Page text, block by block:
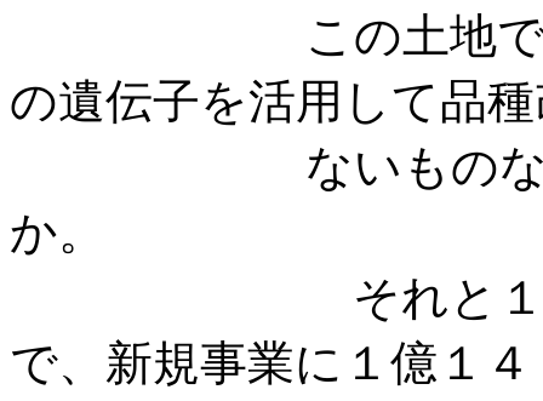
この土地で育っ
の遺伝子を活用して品
ないものなの
それと１７年度
で、新規事業に１億１